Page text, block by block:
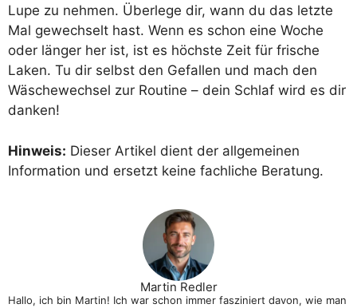
Lupe zu nehmen. Überlege dir, wann du das letzte
Mal gewechselt hast. Wenn es schon eine Woche
oder länger her ist, ist es höchste Zeit für frische
Laken. Tu dir selbst den Gefallen und mach den
Wäschewechsel zur Routine – dein Schlaf wird es dir
danken!
Hinweis: Dieser Artikel dient der allgemeinen
Information und ersetzt keine fachliche Beratung.
Martin Redler
Hallo, ich bin Martin! Ich war schon immer fasziniert davon, wie man